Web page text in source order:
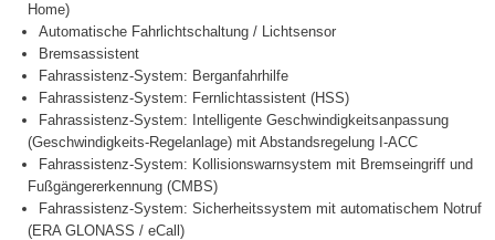
Home)
Automatische Fahrlichtschaltung / Lichtsensor
Bremsassistent
Fahrassistenz-System: Berganfahrhilfe
Fahrassistenz-System: Fernlichtassistent (HSS)
Fahrassistenz-System: Intelligente Geschwindigkeitsanpassung
(Geschwindigkeits-Regelanlage) mit Abstandsregelung I-ACC
Fahrassistenz-System: Kollisionswarnsystem mit Bremseingriff und
Fußgängererkennung (CMBS)
Fahrassistenz-System: Sicherheitssystem mit automatischem Notruf
(ERA GLONASS / eCall)